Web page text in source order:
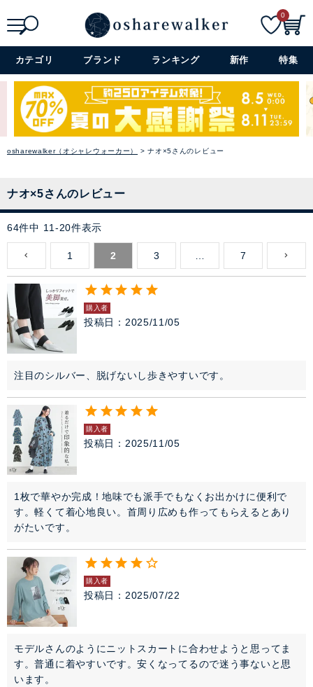
詳細検索+
0
カテゴリ ブランド ランキング 新作 特集
osharewalker（オシャレウォーカー） ナオ×5さんのレビュー
ナオ×5さんのレビュー
64件中 11 -20件表示
1 2 3 7
購入者
投稿日 2025/11/05
注目のシルバー、脱げないし歩きやすいです。
購入者
投稿日 2025/11/05
1枚で華やか完成！地味でも派手でもなくお出かけに便利で
す。軽くて着心地良い。首周り広めも作ってもらえるとあり
がたいです。
購入者
投稿日 2025/07/22
モデルさんのようにニットスカートに合わせようと思ってま
す。普通に着やすいです。安くなってるので迷う事ないと思
います。